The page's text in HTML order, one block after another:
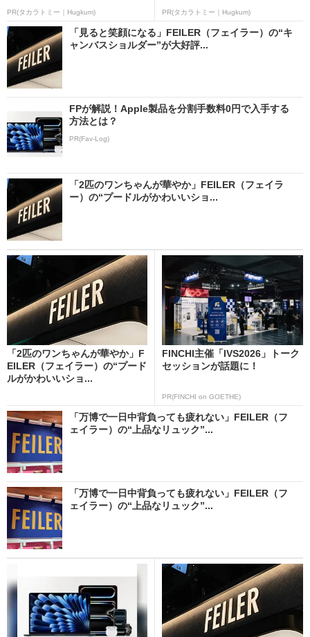
PR(タカラトミー｜Hugkum) PR(タカラトミー｜Hugkum)
「見ると笑顔になる」FEILER（フェイラー）の“キ
ャンバスショルダー”が大好評...
FPが解説！Apple製品を分割手数料0円で入手する
方法とは？
PR(Fav-Log)
「2匹のワンちゃんが華やか」FEILER（フェイラ
ー）の“プードルがかわいいショ...
「2匹のワンちゃんが華やか」F
EILER（フェイラー）の“プード
ルがかわいいショ...
FINCHI主催「IVS2026」トーク
セッションが話題に！
PR(FINCHI on GOETHE)
「万博で一日中背負っても疲れない」FEILER（フ
ェイラー）の“上品なリュック”...
「万博で一日中背負っても疲れない」FEILER（フ
ェイラー）の“上品なリュック”...